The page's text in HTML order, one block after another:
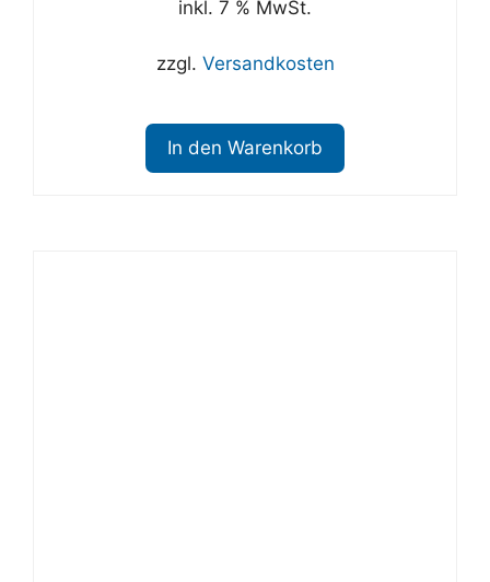
inkl. 7 % MwSt.
zzgl. Versandkosten
In den Warenkorb